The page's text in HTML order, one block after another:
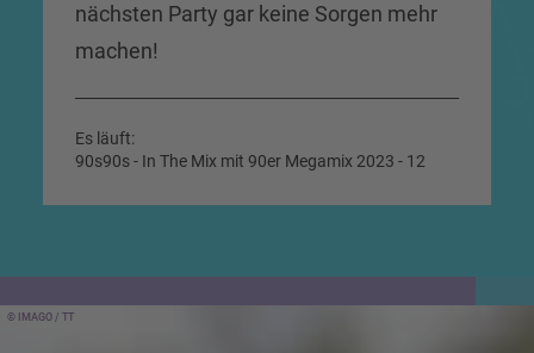
nächsten Party gar keine Sorgen mehr
machen!
Es läuft:
90s90s - In The Mix mit 90er Megamix 2023 - 12
IMAGO / TT